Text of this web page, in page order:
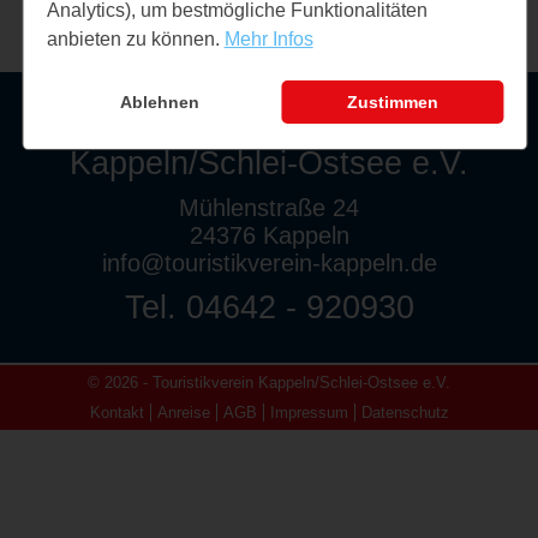
Touristikverein
Kappeln/Schlei-Ostsee e.V.
Mühlenstraße 24
24376 Kappeln
info@touristikverein-kappeln.de
Tel. 04642 - 920930
© 2026 - Touristikverein Kappeln/Schlei-Ostsee e.V.
Kontakt
Anreise AGB Impressum Datenschutz
Analytics), um bestmögliche Funktionalitäten
anbieten zu können. Mehr Infos
Ablehnen Zustimmen